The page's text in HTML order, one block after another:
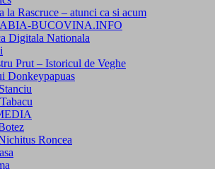
la Rascruce – atunci ca si acum
BUCOVINA.INFO
Digitala Nationala
Prut – Istoricul de Veghe
Donkeypapuas
Roncea